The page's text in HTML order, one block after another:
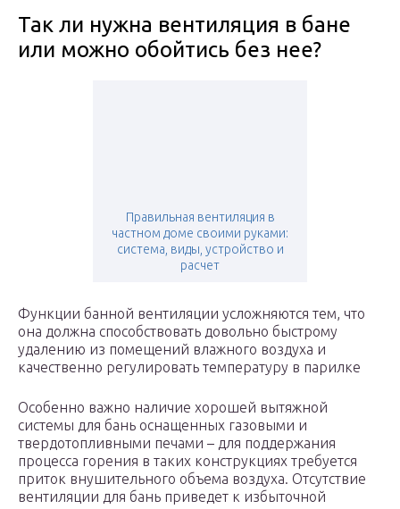
Так ли нужна вентиляция в бане
или можно обойтись без нее?
Правильная вентиляция в
частном доме своими руками:
система, виды, устройство и
расчет
Функции банной вентиляции усложняются тем, что
она должна способствовать довольно быстрому
удалению из помещений влажного воздуха и
качественно регулировать температуру в парилке
Особенно важно наличие хорошей вытяжной
системы для бань оснащенных газовыми и
твердотопливными печами – для поддержания
процесса горения в таких конструкциях требуется
приток внушительного объема воздуха. Отсутствие
вентиляции для бань приведет к избыточной